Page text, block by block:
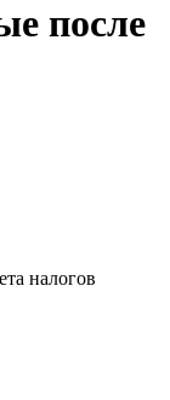
после
налогов